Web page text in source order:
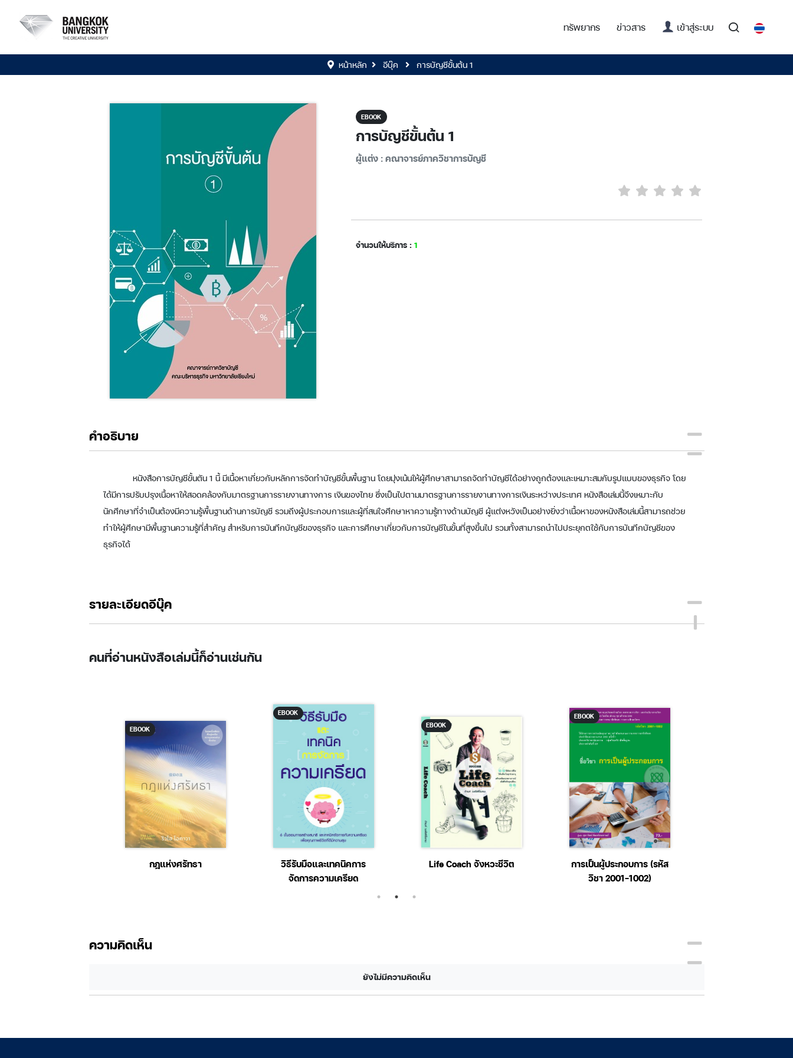
ทรัพยากร ข่าวสาร เข้าสู่ระบบ(current)
หน้าหลัก อีบุ๊ค การบัญชีขั้นต้น 1
EBOOK
การบัญชีขั้นต้น 1
ผู้แต่ง : คณาจารย์ภาควิชาการบัญชี
จำนวนให้บริการ : 1
คำอธิบาย
หนังสือการบัญชีขั้นตัน 1 นี้ มีเนื้อหาเกี่ยวกับหลักการจัดทำบัญชีขั้นพื้นฐาน โดยมุ่งเน้นให้ผู้ศึกษาสามารถจัดทำบัญชีได้อย่างถูกต้องและเหมาะสมกับรูปแบบของธุรกิจ โดย
ได้มีการปรับปรุงเนื้อหาให้สอดคล้องกับมาตรฐานการรายงานทางการ เงินของไทย ซึ่งเป็นไปตามมาตรฐานการรายงานทางการเงินระหว่างประเทศ หนังสือเล่มนี้จึงเหมาะกับ
นักศึกษาที่จำเป็นต้องมีความรู้พื้นฐานด้านการบัญชี รวมถึงผู้ประกอบการและผู้ที่สนใจศึกษาหาความรู้ทางด้านบัญชี ผู้แต่งหวังเป็นอย่างยิ่งว่าเนื้อหาของหนังสือเล่มนี้สามารถช่วย
ทำให้ผู้ศึกษามีพื้นฐานความรู้ที่สำคัญ สำหรับการบันทึกบัญชีของธุรกิจ และการศึกษาเกี่ยวกับการบัญชีในขั้นที่สูงขึ้นไป รวมทั้งสามารถนำไปประยุกตใช้กับการบันทึกบัญชีของ
ธุรกิจได้
รายละเอียดอีบุ๊ค
คนที่อ่านหนังสือเล่มนี้ก็อ่านเช่นกัน
EBOOK
กฎแห่งศรัทธา
EBOOK
วิธีรับมือและเทคนิคการ
จัดการความเครียด
EBOOK
Life Coach จังหวะชีวิต
EBOOK
การเป็นผู้ประกอบการ (รหัส
วิชา 2001-1002)
ความคิดเห็น
ยังไม่มีความคิดเห็น